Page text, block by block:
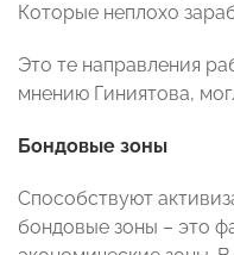
Которые неплохо
Это те направления
мнению Гиниятова,
Бондовые зоны
Способствуют
бондовые зоны – это